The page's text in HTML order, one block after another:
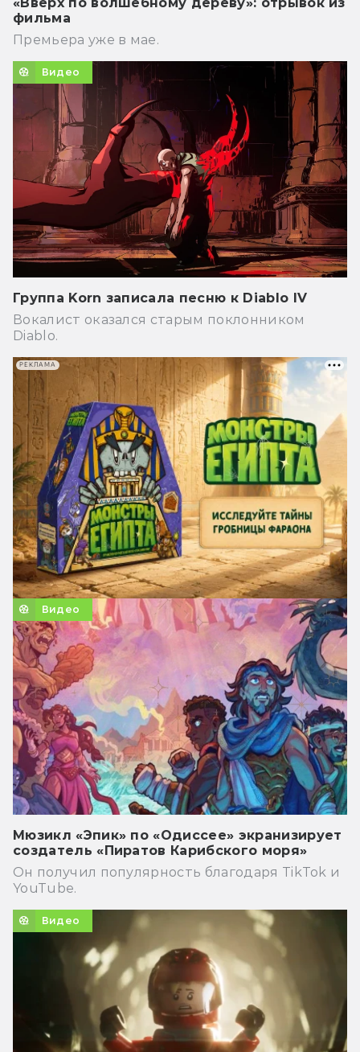
фильма
Премьера уже в мае.
Видео
Группа Korn записала песню к Diablo IV
Вокалист оказался старым поклонником
Diablo.
Видео
Мюзикл «Эпик» по «Одиссее» экранизирует
создатель «Пиратов Карибского моря»
Он получил популярность благодаря TikTok и
YouTube.
Видео
РЕКЛАМА